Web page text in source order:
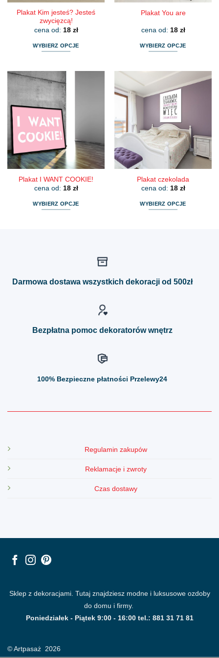
Plakat Kim jesteś? Jesteś
zwycięzcą!
cena od: 18 zł
WYBIERZ OPCJE
ma
wiele
wariantów.
Opcje
można
wybrać
na
stronie
produktu
Plakat You are
cena od: 18 zł
WYBIERZ OPCJE
wiele
wariantów.
Opcje
można
wybrać
na
stronie
produktu
Plakat I WANT COOKIE!
cena od: 18 zł
WYBIERZ OPCJE
Plakat czekolada
cena od: 18 zł
WYBIERZ OPCJE
Darmowa dostawa wszystkich dekoracji od 500zł
Bezpłatna pomoc dekoratorów wnętrz
100% Bezpieczne płatności Przelewy24
Regulamin zakupów
Reklamacje i zwroty
Czas dostawy
Sklep z dekoracjami. Tutaj znajdziesz modne i luksusowe ozdoby
do domu i firmy.
Poniedziałek - Piątek 9:00 - 16:00 tel.: 881 31 71 81
© Artpasaż 2026